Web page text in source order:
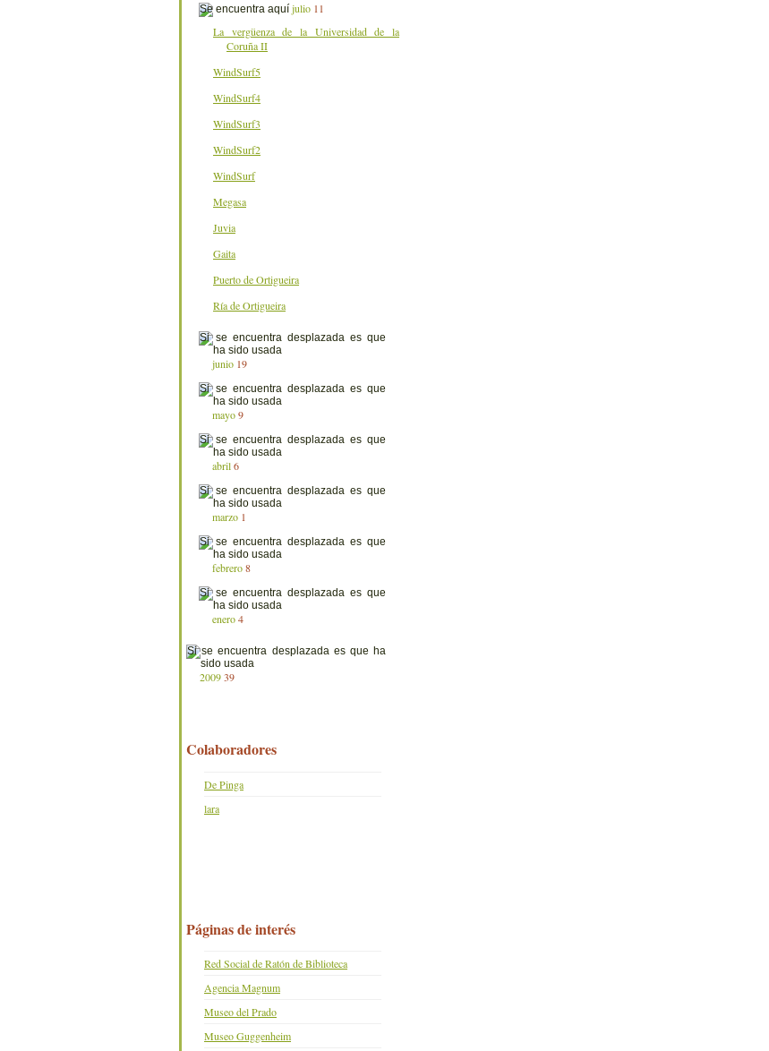
julio 11
La vergüenza de la Universidad de la
Coruña II
WindSurf5
WindSurf4
WindSurf3
WindSurf2
WindSurf
Megasa
Juvia
Gaita
Puerto de Ortigueira
Ría de Ortigueira
junio 19
mayo 9
abril 6
marzo 1
febrero 8
enero 4
200939
Colaboradores
De Pinga
lara
Páginas de interés
Red Social de Ratón de Biblioteca
Agencia Magnum
Museo del Prado
Museo Guggenheim